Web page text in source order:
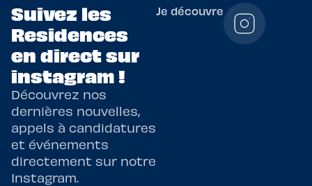
Suivez les
Residences
en direct sur
instagram !
Découvrez nos
dernières nouvelles,
appels à candidatures
et événements
directement sur notre
Instagram.
Je découvre